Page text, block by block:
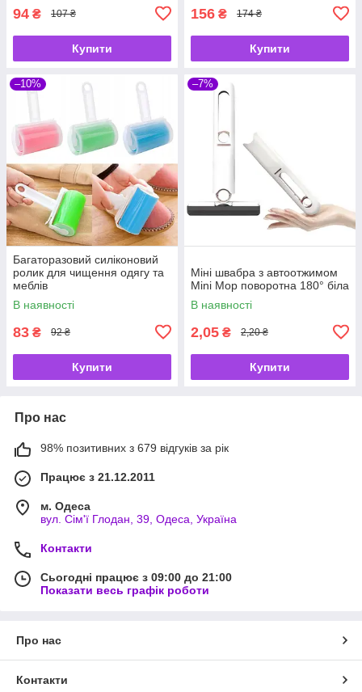
94 ₴ 107 ₴
Купити
156 ₴ 174 ₴
Купити
–10%
Багаторазовий силіконовий
ролик для чищення одягу та
меблів
В наявності
83 ₴ 92 ₴
Купити
–7%
Міні швабра з автоотжимом
Mini Mop поворотна 180° біла
В наявності
2,05 ₴ 2,20 ₴
Купити
Про нас
98% позитивних з 679 відгуків за рік
Працює з 21.12.2011
м. Одеса
вул. Сім'ї Глодан, 39, Одеса, Україна
Контакти
Сьогодні працює з 09:00 до 21:00
Показати весь графік роботи
Про нас
Контакти